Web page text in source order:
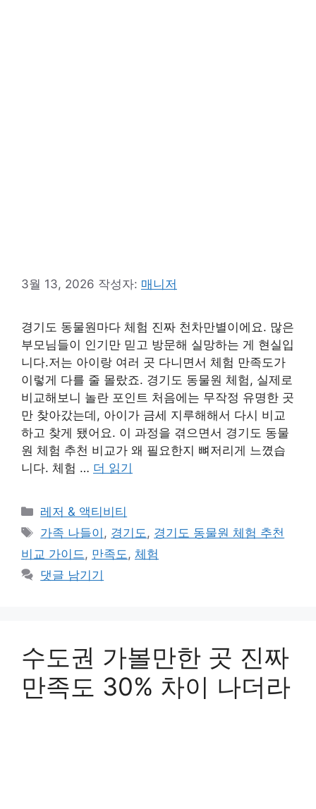
3월 13, 2026 작성자: 매니저
경기도 동물원마다 체험 진짜 천차만별이에요. 많은
부모님들이 인기만 믿고 방문해 실망하는 게 현실입
니다.저는 아이랑 여러 곳 다니면서 체험 만족도가
이렇게 다를 줄 몰랐죠. 경기도 동물원 체험, 실제로
비교해보니 놀란 포인트 처음에는 무작정 유명한 곳
만 찾아갔는데, 아이가 금세 지루해해서 다시 비교
하고 찾게 됐어요. 이 과정을 겪으면서 경기도 동물
원 체험 추천 비교가 왜 필요한지 뼈저리게 느꼈습
니다. 체험 … 더 읽기
카
테
리
레저 & 액티비티
태
그
가족 나들이 , 경기도, 경기도 동물원 체험 추천
비교 가이드, 만족도, 체험
댓글 남기기
수도권 가볼만한 곳 진짜
만족도 30% 차이 나더라